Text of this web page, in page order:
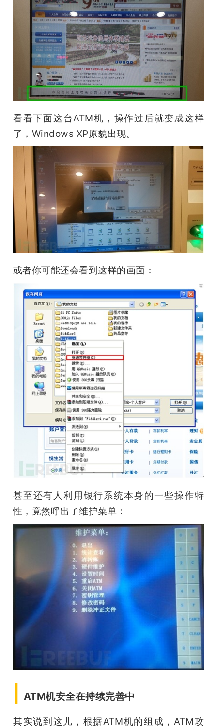
看看下面这台ATM机，操作过后就变成这样
了，Windows XP原貌出现。
或者你可能还会看到这样的画面：
甚至还有人利用银行系统本身的一些操作特
性，竟然呼出了维护菜单：
ATM机安全在持续完善中
其实说到这儿，根据ATM机的组成，ATM攻